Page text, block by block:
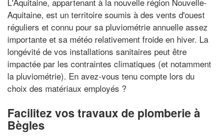
Aquitaine, est un territoire soumis à des vents d'ouest
réguliers et connu pour sa pluviométrie annuelle assez
importante et sa météo relativement froide en hiver. La
longévité de vos installations sanitaires peut être
impactée par les contraintes climatiques (et notamment
la pluviométrie). En avez-vous tenu compte lors du
choix des matériaux employés ?
Facilitez vos travaux de plomberie à
Bègles